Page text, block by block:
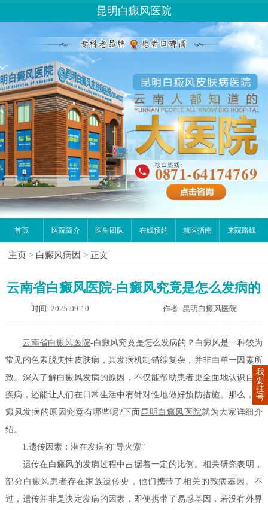
昆明白癜风医院
首页 医院简介 医生团队 在线预约 就医指南 来院路线
主页 > 白癜风病因 > 正文
云南省白癜风医院-白癜风究竟是怎么发病的
时间: 2025-09-10 作者: 昆明白癜风医院
云南省白癜风医院-白癜风究竟是怎么发病的？白癜风是一种较为
常见的色素脱失性皮肤病，其发病机制错综复杂，并非由单一因素所
致。深入了解白癜风发病的原因，不仅能帮助患者更全面地认识自身
疾病，还能让人们在日常生活中有针对性地做好预防措施。那么，白
癜风发病的原因究竟有哪些呢?下面 昆明白癜风医院就为大家详细介
绍。
1.遗传因素：潜在发病的“导火索”
遗传在白癜风的发病过程中占据着一定的比例。相关研究表明，
部分 白癜风患者存在家族遗传史，他们携带了相关的致病基因。不
过，遗传并非是决定发病的因素，即便携带了易感基因，若没有外界
我
要
挂
号